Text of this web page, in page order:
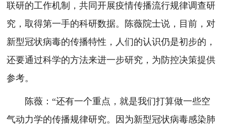
联研的工作机制，共同开展疫情传播流行规律调查研
究，取得第一手的科研数据。陈薇院士说，目前，对
新型冠状病毒的传播特性，人们的认识仍是初步的，
还要通过科学的方法来进一步研究，为防控决策提供
参考。
陈薇：“还有一个重点，就是我们打算做一些空
气动力学的传播规律研究。因为新型冠状病毒感染肺